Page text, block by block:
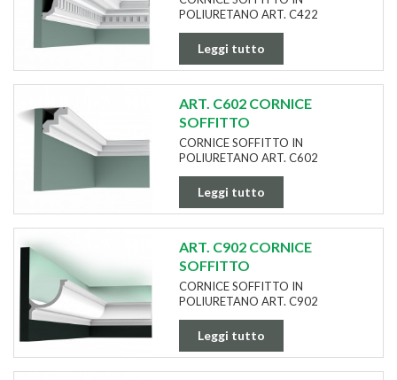
POLIURETANO ART. C422
Leggi tutto
ART. C602 CORNICE
SOFFITTO
CORNICE SOFFITTO IN
POLIURETANO ART. C602
Leggi tutto
ART. C902 CORNICE
SOFFITTO
CORNICE SOFFITTO IN
POLIURETANO ART. C902
Leggi tutto